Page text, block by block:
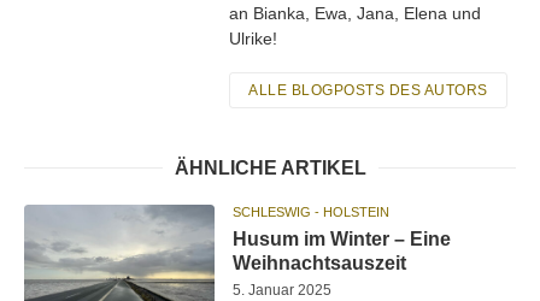
an Bianka, Ewa, Jana, Elena und
Ulrike!
ALLE BLOGPOSTS DES AUTORS
ÄHNLICHE ARTIKEL
SCHLESWIG - HOLSTEIN
Husum im Winter – Eine
Weihnachtsauszeit
5. Januar 2025